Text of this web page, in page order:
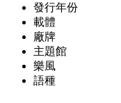
發行年份
載體
廠牌
主題館
樂風
語種